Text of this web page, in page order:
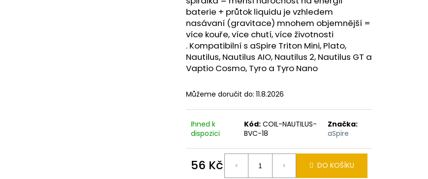
baterie + průtok liquidu je vzhledem
nasávaní (gravitace) mnohem objemnější =
více kouře, více chutí, více životnosti
. Kompatibilní s aSpire Triton Mini, Plato,
Nautilus, Nautilus AIO, Nautilus 2, Nautilus GT a
Vaptio Cosmo, Tyro a Tyro Nano
Můžeme doručit do: 11.8.2026
Ihned k
dispozici
Kód: COIL-NAUTILUS-
BVC-18
Značka:
aSpire
56 Kč DO KOŠÍKU
LIQUID LIQUA AMERICAN BLEND 10ML-
6MG (AMERICKÝ MÍCHANÝ TABÁK)